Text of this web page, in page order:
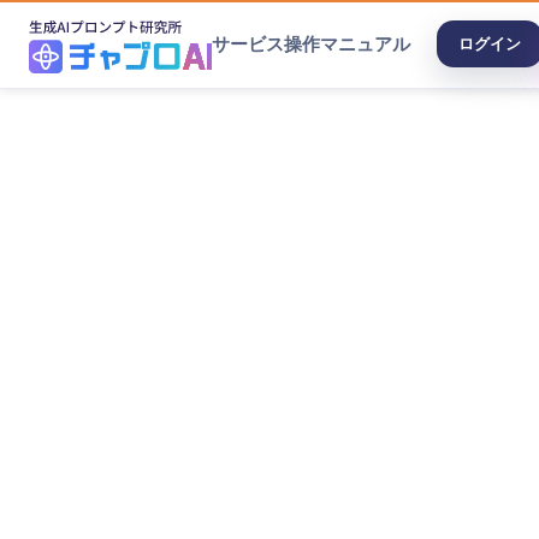
サービス操作マニュアル ログイン